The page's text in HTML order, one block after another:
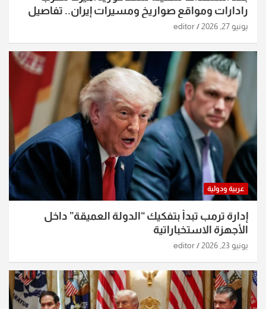
رادارات ومواقع صواريخ ومسيرات إيران.. تفاصيل
الساعات الماضية
يونيو 27, 2026 editor
عربية ودولية
إدارة ترمب تبدأ بتفكيك “الدولة العميقة” داخل
الأجهزة الاستخباراتية
يونيو 23, 2026 editor